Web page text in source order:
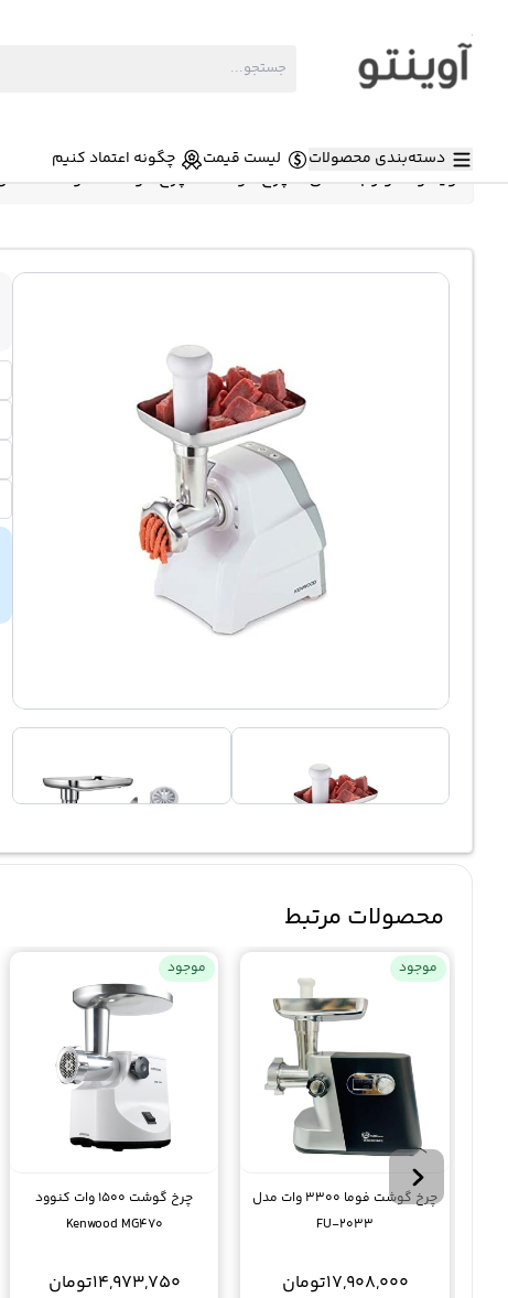
دسته‌بندی محصولات لیست قیمت چگونه اعتماد کنیم
آوینتو»لوازم خانگی»چرخ گوشت»چرخ گوشت کنودد 2100 وات مدل MGP40
محصولات مرتبط
موجود
چرخ گوشت فوما 3300 وات مدل
FU-2033
17,908,000تومان
موجود
چرخ گوشت 1500 وات کنوود
Kenwood MG470
14,973,750تومان